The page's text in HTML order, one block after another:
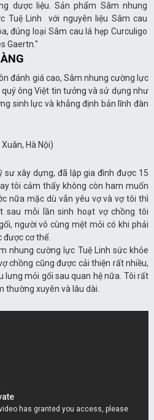
dược liệu. Sản phẩm Sâm nhung
Tuệ Linh với nguyên liệu Sâm cau
đúng loại Sâm cau lá hẹp Curculigo
Gaertn."
đánh giá cao, Sâm nhung cường lực
ông Việt tin tưởng và sử dụng như
sinh lực và khẳng định bản lĩnh đàn
Hà Nội)
sư xây dựng, đã lập gia đình được 15
tôi cảm thấy không còn ham muốn
nữa mặc dù vẫn yêu vợ và vợ tôi thì
sau mỗi lần sinh hoạt vợ chồng tôi
người vô cùng mệt mỏi có khi phải
được cơ thể.
nhung cường lực Tuệ Linh sức khỏe
chồng cũng được cải thiện rất nhiều,
lưng mỏi gối sau quan hệ nữa. Tôi rất
thường xuyên và lâu dài.